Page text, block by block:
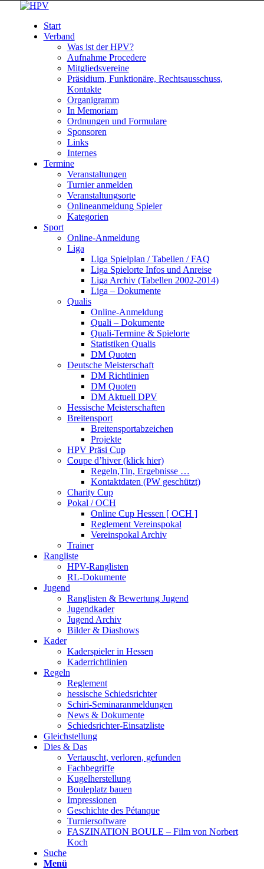
Start
Verband
Was ist der HPV?
Aufnahme Procedere
Mitgliedsvereine
Präsidium, Funktionäre, Rechtsausschuss,
Kontakte
Organigramm
In Memoriam
Ordnungen und Formulare
Sponsoren
Links
Internes
Termine
Veranstaltungen
Turnier anmelden
Veranstaltungsorte
Onlineanmeldung Spieler
Kategorien
Sport
Online-Anmeldung
Liga
Liga Spielplan / Tabellen / FAQ
Liga Spielorte Infos und Anreise
Liga Archiv (Tabellen 2002-2014)
Liga – Dokumente
Qualis
Online-Anmeldung
Quali – Dokumente
Quali-Termine & Spielorte
Statistiken Qualis
DM Quoten
Deutsche Meisterschaft
DM Richtlinien
DM Quoten
DM Aktuell DPV
Hessische Meisterschaften
Breitensport
Breitensportabzeichen
Projekte
HPV Präsi Cup
Coupe d’hiver (klick hier)
Regeln,Tln, Ergebnisse …
Kontaktdaten (PW geschützt)
Charity Cup
Pokal / OCH
Online Cup Hessen [ OCH ]
Reglement Vereinspokal
Vereinspokal Archiv
Trainer
Rangliste
HPV-Ranglisten
RL-Dokumente
Jugend
Ranglisten & Bewertung Jugend
Jugendkader
Jugend Archiv
Bilder & Diashows
Kader
Kaderspieler in Hessen
Kaderrichtlinien
Regeln
Reglement
hessische Schiedsrichter
Schiri-Seminaranmeldungen
News & Dokumente
Schiedsrichter-Einsatzliste
Gleichstellung
Dies & Das
Vertauscht, verloren, gefunden
Fachbegriffe
Kugelherstellung
Bouleplatz bauen
Impressionen
Geschichte des Pétanque
Turniersoftware
FASZINATION BOULE – Film von Norbert
Koch
Suche
Menü